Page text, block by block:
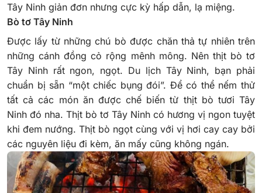
Tây Ninh giản đơn nhưng cực kỳ hấp dẫn, lạ miệng.
Bò tơ Tây Ninh
Được lấy từ những chú bò được chăn thả tự nhiên trên
những cánh đồng cỏ rộng mênh mông. Nên thịt bò tơ
Tây Ninh rất ngon, ngọt. Du lịch Tây Ninh, bạn phải
chuẩn bị sẵn “một chiếc bụng đói”. Để có thể nếm thử
tất cả các món ăn được chế biến từ thịt bò tươi Tây
Ninh đó nha. Thịt bò tơ Tây Ninh có hương vị ngon tuyệt
khi đem nướng. Thịt bò ngọt cùng với vị hơi cay cay bởi
các nguyên liệu đi kèm, ăn mấy cũng không ngán.